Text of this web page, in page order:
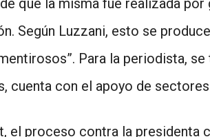
Según Luzzani, esto se
Para la periodista, se
cuenta con el apoyo de
el proceso contra la presidenta